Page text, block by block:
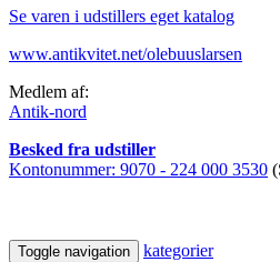
Se varen i udstillers eget katalog
www.antikvitet.net/olebuuslarsen
Medlem af:
Antik-nord
Besked fra udstiller
Kontonummer: 9070 - 224 000 3530
Toggle navigation kategorier